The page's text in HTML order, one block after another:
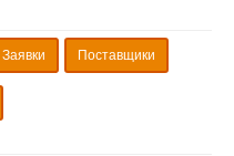
Заявки Поставщики